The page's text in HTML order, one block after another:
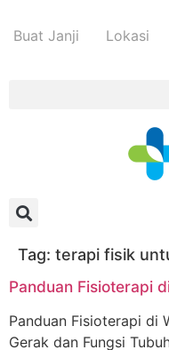
Buat Janji Lokasi
Tag: terapi fisik
Panduan Fisioterapi
Panduan Fisioterapi di
Gerak dan Fungsi